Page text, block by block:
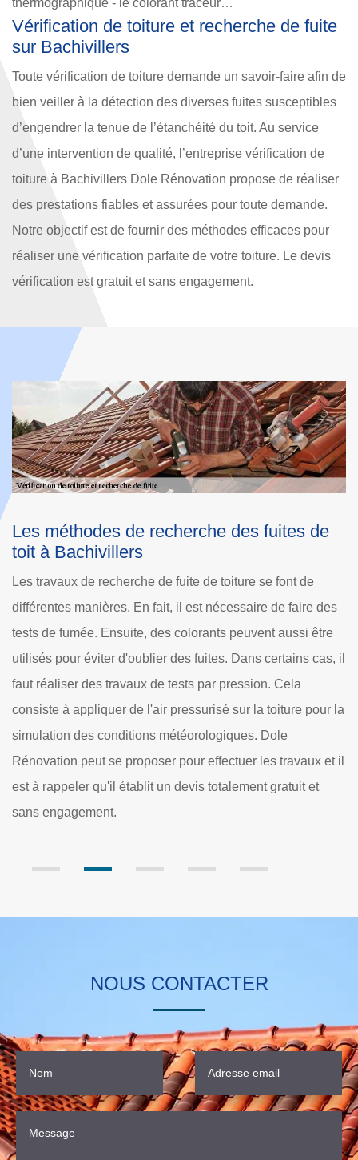
thermographique - le colorant traceur…
Vérification de toiture et recherche de fuite
sur Bachivillers
Toute vérification de toiture demande un savoir-faire afin de
bien veiller à la détection des diverses fuites susceptibles
d’engendrer la tenue de l’étanchéité du toit. Au service
d’une intervention de qualité, l’entreprise vérification de
toiture à Bachivillers Dole Rénovation propose de réaliser
des prestations fiables et assurées pour toute demande.
Notre objectif est de fournir des méthodes efficaces pour
réaliser une vérification parfaite de votre toiture. Le devis
vérification est gratuit et sans engagement.
fuites de
se font de
de faire des
aussi être
certains cas, il
Cela
la toiture pour la
Dole
les travaux et il
gratuit et
La préservation de la durée de
toiture et les travaux de
fuites de toit à Bachivillers
Les travaux de recherche des fuites de toit
trouver avec exactitude toutes les fuites. En
permettre d'éviter l'absence de réparation
détériorations. Les propriétaires sont alors
l'affaiblissement de la structure de la toiture.
mettre à l'abri de la détérioration prématurée
de couverture. Dole Rénovation se charge
et il établit un devis qui ne nécessite pas le
somme d'argent.
NOUS CONTACTER